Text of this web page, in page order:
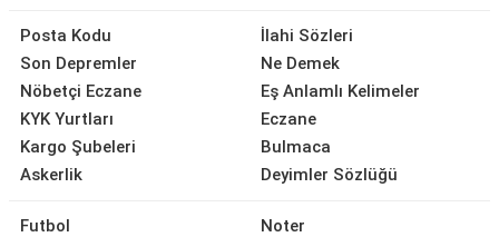
Posta Kodu
Son Depremler
Nöbetçi Eczane
KYK Yurtları
Kargo Şubeleri
Askerlik
İlahi Sözleri
Ne Demek
Eş Anlamlı Kelimeler
Eczane
Bulmaca
Deyimler Sözlüğü
Futbol
Noter